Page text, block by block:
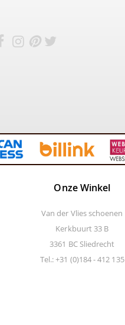
Onze Winkel
Van der Vlies schoenen
Kerkbuurt 33 B
3361 BC Sliedrecht
Tel.: +31 (0)184 - 412 135